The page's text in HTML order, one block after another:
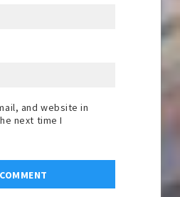
and website in
next time I